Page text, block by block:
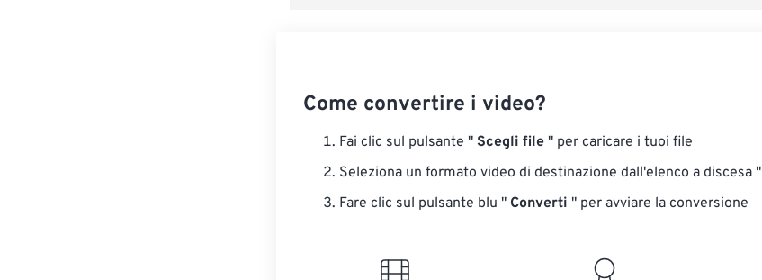
Come convertire i video?
Fai clic sul pulsante " Scegli file " per caricare i tuoi file
Seleziona un formato video di destinazione dall'elenco a discesa "
Fare clic sul pulsante blu " Converti " per avviare la conversione